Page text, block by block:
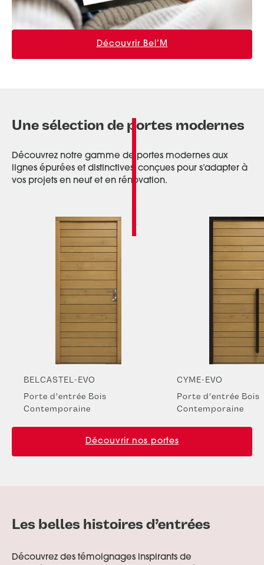
Découvrir Bel’M
Une sélection de portes modernes
Découvrez notre gamme de portes modernes aux
lignes épurées et distinctives, conçues pour s’adapter à
vos projets en neuf et en rénovation.
BELCASTEL-EVO
Porte d’entrée Bois
Contemporaine
CYME-EVO
Porte d’entrée Bois
Contemporaine
Découvrir nos portes
Les belles histoires d’entrées
Découvrez des témoignages inspirants de